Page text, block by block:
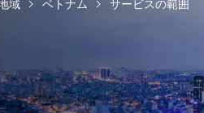
域 ベトナム サービスの範囲